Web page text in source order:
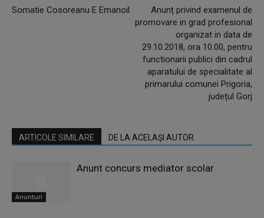
Somatie Cosoreanu E Emanoil
Anunț privind examenul de
promovare in grad profesional
organizat in data de
29.10.2018, ora 10.00, pentru
functionarii publici din cadrul
aparatului de specialitate al
primarului comunei Prigoria,
județul Gorj
ARTICOLE SIMILARE DE LA ACELAȘI AUTOR
Anunturi
Anunt concurs mediator scolar